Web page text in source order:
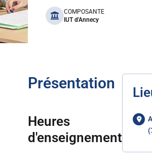
benefits
COMPOSANTE
IUT d'Annecy
Présentation
Heures
d'enseignement